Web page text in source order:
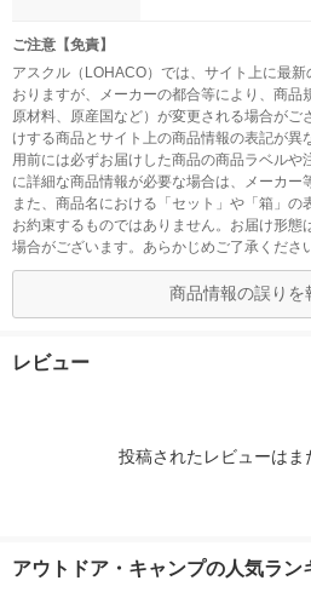
ご注意【免責】
アスクル（LOHACO）では、サイト上に最
おりますが、メーカーの都合等により、商品
原材料、原産国など）が変更される場合がご
けする商品とサイト上の商品情報の表記が異
用前には必ずお届けした商品の商品ラベルや
に詳細な商品情報が必要な場合は、メーカー
また、商品名における「セット」や「箱」の
お約束するものではありません。お届け形態
場合がございます。あらかじめご了承くださ
商品情報の誤りを
レビュー
投稿されたレビューはま
アウトドア・キャンプの人気ラン